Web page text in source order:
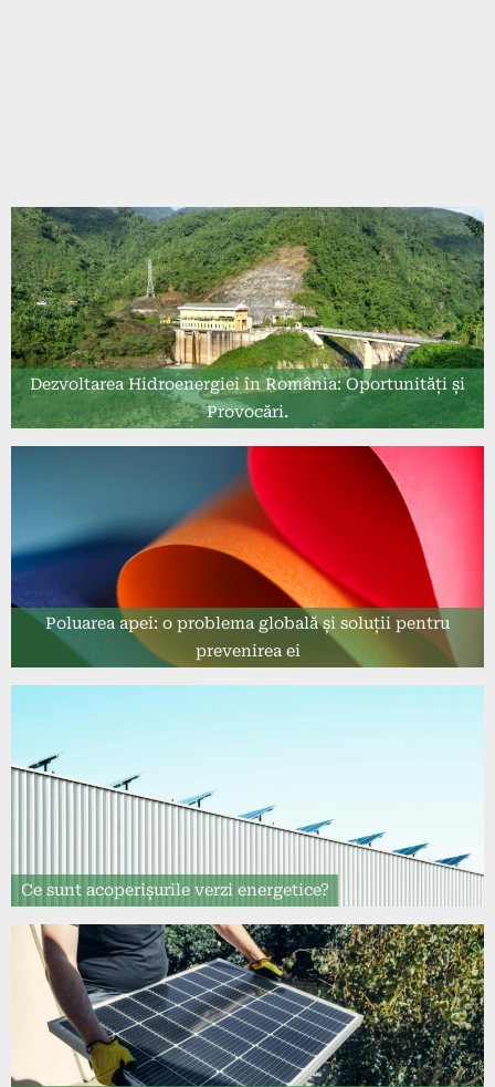
Dezvoltarea Hidroenergiei în România: Oportunități și
Provocări.
Poluarea apei: o problema globală și soluții pentru
prevenirea ei
Ce sunt acoperișurile verzi energetice?